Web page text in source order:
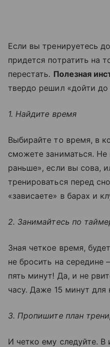
Если вы тренируетесь
придется потратить на
перестать. Полезная
твердо решил «дойти до
1. Найдите время
Выбирайте то время, в
сможете заниматься. Не
раньше», если вы сова,
тренироваться перед
«зависаете» в барах и
2. Занимайтесь по
Зная четкое время,
не бросить на середине
пять минут! Да, и не
часу. Даже 15 минут для
3. Пропишите план
И четко ему следуйте. В